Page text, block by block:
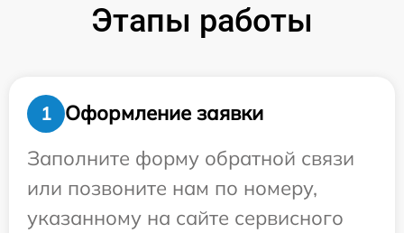
Этапы работы
1
Оформление заявки
Заполните форму обратной связи
или позвоните нам по номеру,
указанному на сайте сервисного